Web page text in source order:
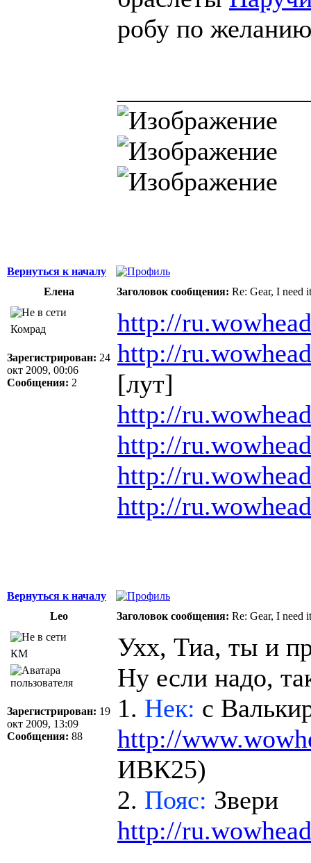
робу по
Вернуться к началу
Елена
Заголовок сообщения: Re: Gear, I need
Комрад
Зарегистрирован: 24
окт 2009, 00:06
Сообщения: 2
http://
http://
[лут]
http://
http://
http://
http://
Вернуться к началу
Leo
Заголовок сообщения: Re: Gear, I need
КМ
Зарегистрирован: 19
окт 2009, 13:09
Сообщения: 88
Ухх, Тиа, ты и
Ну если надо,
1. Нек: с
http://
ИВК25)
2. Пояс: Звери
http://